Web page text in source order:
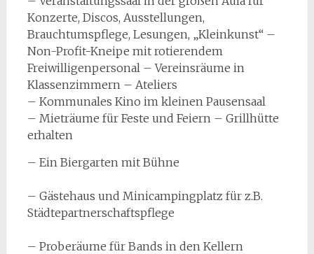
Konzerte, Discos, Ausstellungen,
Brauchtumspflege, Lesungen, „Kleinkunst“ –
Non-Profit-Kneipe mit rotierendem
Freiwilligenpersonal – Vereinsräume in
Klassenzimmern – Ateliers
– Kommunales Kino im kleinen Pausensaal
– Mieträume für Feste und Feiern – Grillhütte
erhalten
– Ein Biergarten mit Bühne
– Gästehaus und Minicampingplatz für z.B.
Städtepartnerschaftspflege
– Proberäume für Bands in den Kellern